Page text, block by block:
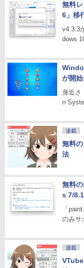
無料
6」移
v4.3.3
dows
が開
身近さ
n
連載
無料
法
無料
s 7/
「
のみサ
連載